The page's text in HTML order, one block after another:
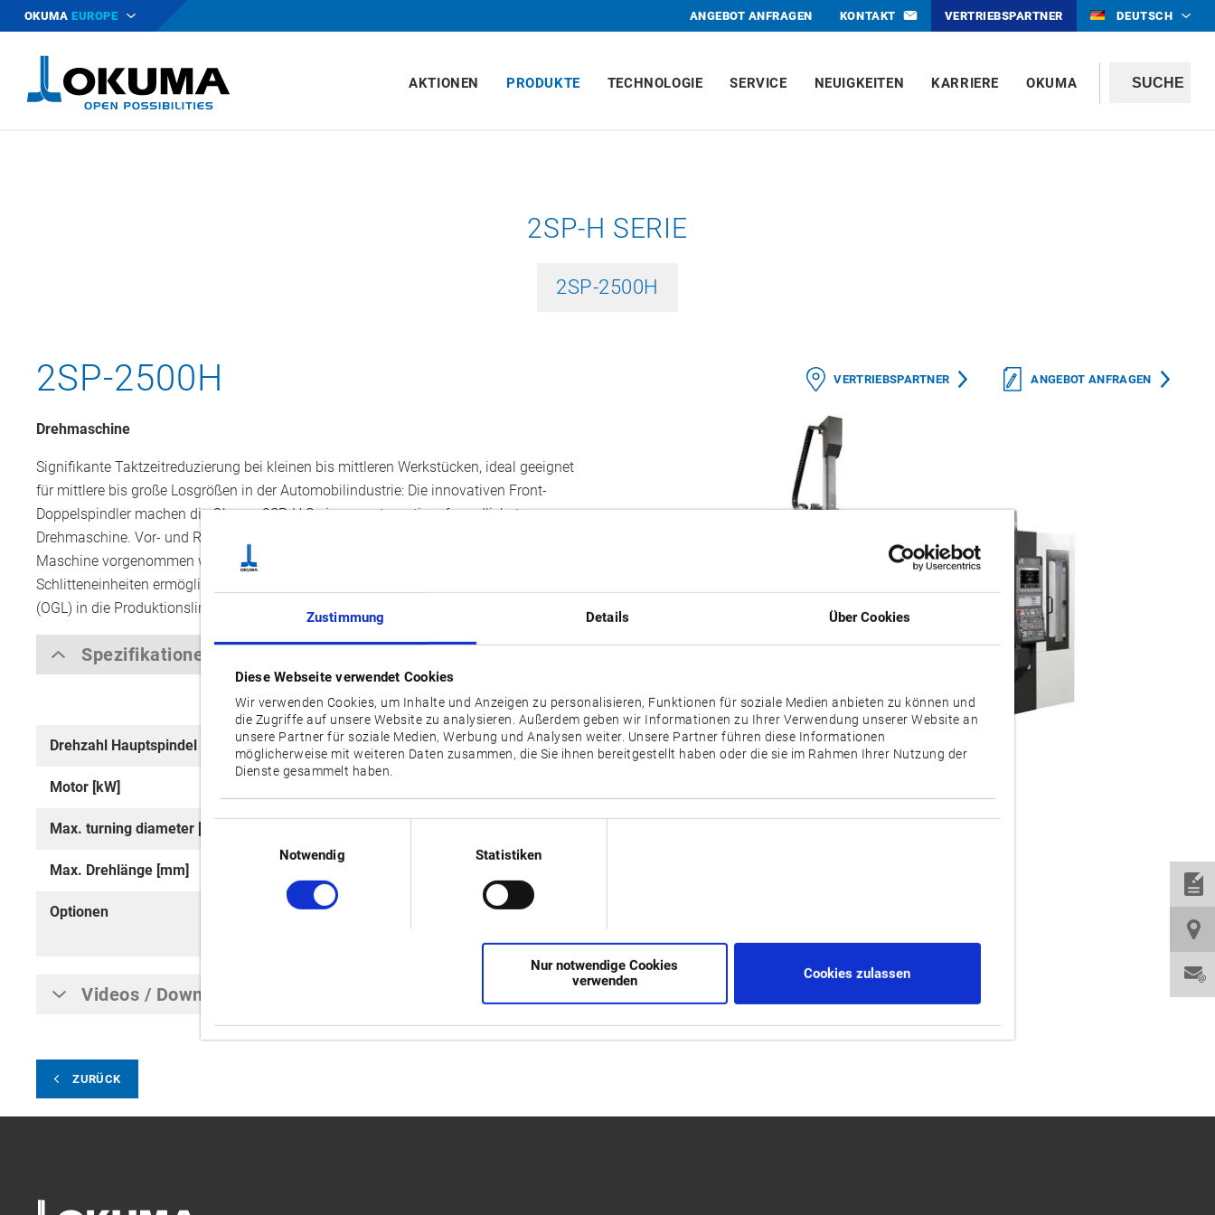
Zustimmung Details Über Cookies
Diese Webseite verwendet Cookies
Wir verwenden Cookies, um Inhalte und Anzeigen zu personalisieren, Funktionen für soziale Medien anbieten zu können und
die Zugriffe auf unsere Website zu analysieren. Außerdem geben wir Informationen zu Ihrer Verwendung unserer Website an
unsere Partner für soziale Medien, Werbung und Analysen weiter. Unsere Partner führen diese Informationen
möglicherweise mit weiteren Daten zusammen, die Sie ihnen bereitgestellt haben oder die sie im Rahmen Ihrer Nutzung der
Dienste gesammelt haben.
Notwendig
Statistiken
Nur notwendige Cookies
verwenden
Cookies zulassen
OKUMA EUROPE ANGEBOT ANFRAGEN KONTAKT VERTRIEBSPARTNER DEUTSCH
AKTIONEN PRODUKTE TECHNOLOGIE SERVICE NEUIGKEITEN KARRIERE OKUMA
2SP-H SERIE
2SP-2500H
2SP-2500H VERTRIEBSPARTNER ANGEBOT ANFRAGEN
Drehmaschine
Signifikante Taktzeitreduzierung bei kleinen bis mittleren Werkstücken, ideal geeignet
für mittlere bis große Losgrößen in der Automobilindustrie: Die innovativen Front-
Doppelspindler machen die Okuma 2SP-H Serie zur automationsfreundlichsten
Drehmaschine. Vor- und Rückseitenbearbeitung können zeitsparend an einer
Maschine vorgenommen werden. Die den Spindelköpfen zugeordneten
Schlitteneinheiten ermöglichen zudem die Einbindung des Okuma Gantry Loader
(OGL) in die Produktionslinie für eine automatische Be- und Entladung der Werkstücke.
Spezifikationen
[ ] = Optional
Drehzahl Hauptspindel [min-1] 5,000
Motor [kW]
Max. turning diameter [mm]
Max. Drehlänge [mm]
Optionen
M (Angetriebene Werkzeuge auf
OGL (Portallader)
Videos / Downloads
ZURÜCK